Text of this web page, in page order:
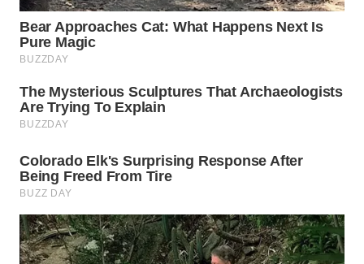
LISTRIK
WAHANA
WAHANA
TV
WAHANANEWS
ID
WAHANANEWS
CO ID